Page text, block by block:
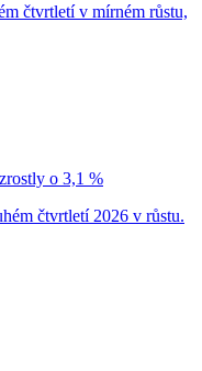
čtvrtletí v mírném růstu,
o 3,1 %
čtvrtletí 2026 v růstu.